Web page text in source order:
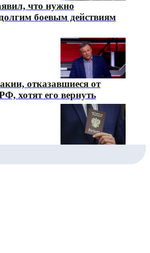
что нужно
боевым действиям
отказавшиеся от
хотят его вернуть